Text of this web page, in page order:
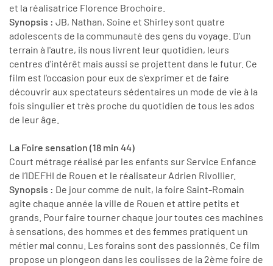
et la réalisatrice Florence Brochoire.
Synopsis : JB, Nathan, Soine et Shirley sont quatre
adolescents de la communauté des gens du voyage. D'un
terrain à l'autre, ils nous livrent leur quotidien, leurs
centres d'intérêt mais aussi se projettent dans le futur. Ce
film est l'occasion pour eux de s'exprimer et de faire
découvrir aux spectateurs sédentaires un mode de vie à la
fois singulier et très proche du quotidien de tous les ados
de leur âge.
La Foire sensation (18 min 44)
Court métrage réalisé par les enfants sur Service Enfance
de l’IDEFHI de Rouen et le réalisateur Adrien Rivollier.
Synopsis : De jour comme de nuit, la foire Saint-Romain
agite chaque année la ville de Rouen et attire petits et
grands. Pour faire tourner chaque jour toutes ces machines
à sensations, des hommes et des femmes pratiquent un
métier mal connu. Les forains sont des passionnés. Ce film
propose un plongeon dans les coulisses de la 2ème foire de